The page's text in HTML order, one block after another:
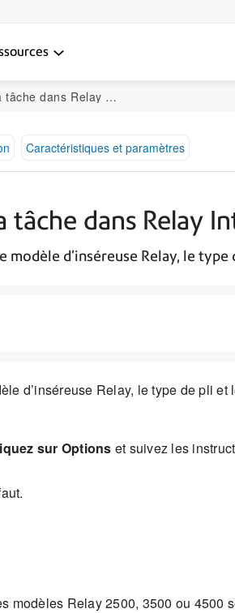
Relay Integrity Pro
Caractéristiques et paramètres
tâche dans Relay
modèle d’inséreuse Relay, le
d’inséreuse Relay, le type de pli et
sur Options et suivez les
modèles Relay 2500, 3500 ou 4500